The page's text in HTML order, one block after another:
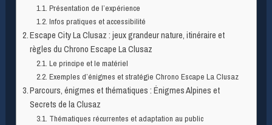
Présentation de l’expérience
Infos pratiques et accessibilité
Escape City La Clusaz : jeux grandeur nature, itinéraire et
règles du Chrono Escape La Clusaz
Le principe et le matériel
Exemples d’énigmes et stratégie Chrono Escape La Clusaz
Parcours, énigmes et thématiques : Énigmes Alpines et
Secrets de la Clusaz
Thématiques récurrentes et adaptation au public